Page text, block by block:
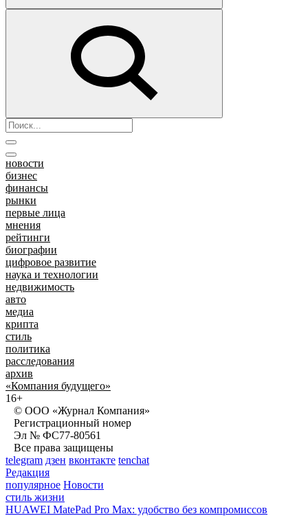
новости
бизнес
финансы
рынки
первые лица
мнения
рейтинги
биографии
цифровое развитие
наука и технологии
недвижимость
авто
медиа
крипта
стиль
политика
расследования
архив
«Компания будущего»
16+
© ООО «Журнал Компания»
Регистрационный номер
Эл № ФС77-80561
Все права защищены
telegram дзен вконтакте tenchat
Редакция
популярное Новости
стиль жизни
HUAWEI MatePad Pro Max: удобство без компромиссов